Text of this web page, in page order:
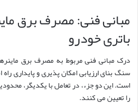
مبانی فنی: مصرف برق
باتری خودرو
درک مبانی فنی مربوط به مصرف برق
سنگ بنای ارزیابی امکان پذیری و پایداری راه
است. این دو جزء، در تعامل با یکدیگر،
را تعیین می کنند.